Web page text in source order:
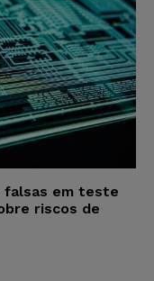
falsas em teste
riscos de